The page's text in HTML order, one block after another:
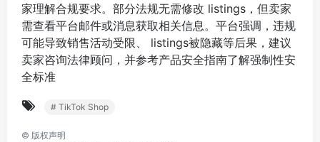
家理解合规要求。部分法规无需修改 listings，但卖家
需查看平台邮件或消息获取相关信息。平台强调，违规
可能导致销售活动受限、 listings被隐藏等后果，建议
卖家咨询法律顾问，并参考产品安全指南了解强制性安
全标准
# TikTok Shop
© 版权声明